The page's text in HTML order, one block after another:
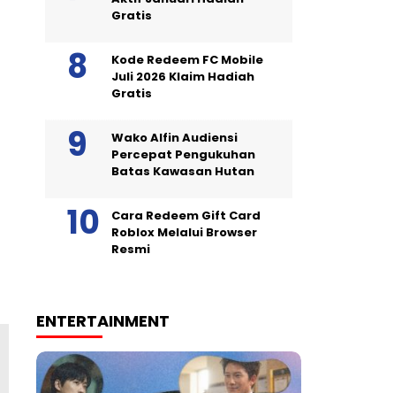
Gratis
Kode Redeem FC Mobile
Juli 2026 Klaim Hadiah
Gratis
Wako Alfin Audiensi
Percepat Pengukuhan
Batas Kawasan Hutan
Cara Redeem Gift Card
Roblox Melalui Browser
Resmi
ENTERTAINMENT